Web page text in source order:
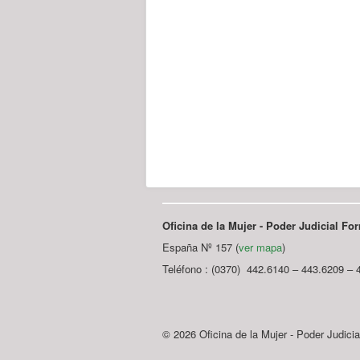
Oficina de la Mujer - Poder Judicial
España Nº 157 (ver mapa)
Teléfono : (0370) 442.6140 – 443.6209 –
© 2026 Oficina de la Mujer - Poder